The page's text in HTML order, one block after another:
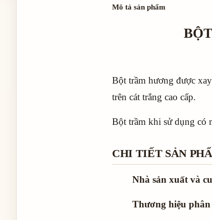
Mô tả sản phẩm
Bột trầm hương được
trên cát trắng cao cấp.
Bột trầm khi sử dụng có
CHI TIẾT SẢN
Nhà sản xuất và
Thương hiệu